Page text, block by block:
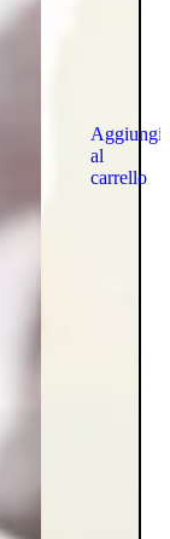
Aggiungi
al
carrello